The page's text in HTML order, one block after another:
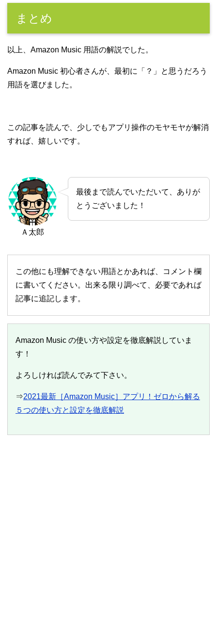
まとめ
以上、Amazon Music 用語の解説でした。
Amazon Music 初心者さんが、最初に「？」と思うだろう
用語を選びました。
この記事を読んで、少しでもアプリ操作のモヤモヤが解消
すれば、嬉しいです。
Ａ太郎
最後まで読んでいただいて、ありが
とうございました！
この他にも理解できない用語とかあれば、コメント欄
に書いてください。出来る限り調べて、必要であれば
記事に追記します。
Amazon Music の使い方や設定を徹底解説していま
す！
よろしければ読んでみて下さい。
⇒2021最新［Amazon Music］アプリ！ゼロから解る
５つの使い方と設定を徹底解説